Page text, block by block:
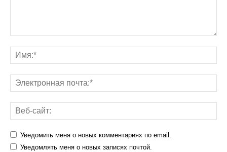
Уведомить меня о новых комментариях по email.
Уведомлять меня о новых записях почтой.